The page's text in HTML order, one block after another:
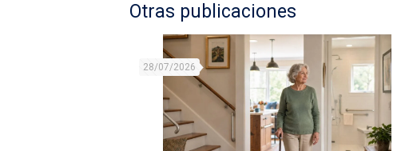
Otras publicaciones
28/07/2026